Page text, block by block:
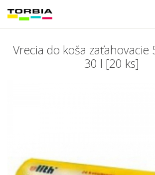
Vrecia do koša zaťahovacie
30 l [20 ks]